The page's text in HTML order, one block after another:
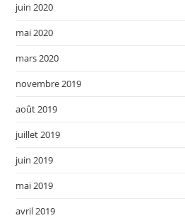
juin 2020
mai 2020
mars 2020
novembre 2019
août 2019
juillet 2019
juin 2019
mai 2019
avril 2019